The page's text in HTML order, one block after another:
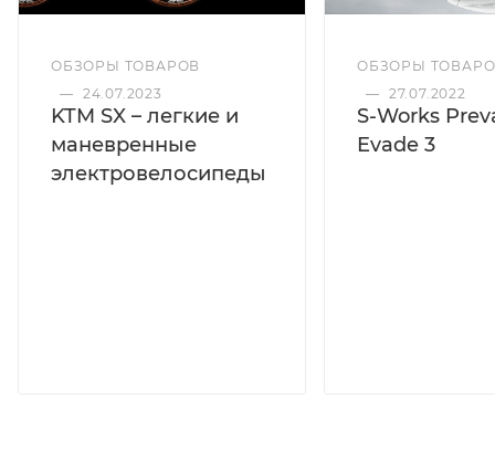
ОБЗОРЫ ТОВАРОВ
— 24.07.2023
KTM SX – легкие и
маневренные
электровелосипеды
ОБЗОРЫ
— 27.07.2022
S-Works
Evade 3